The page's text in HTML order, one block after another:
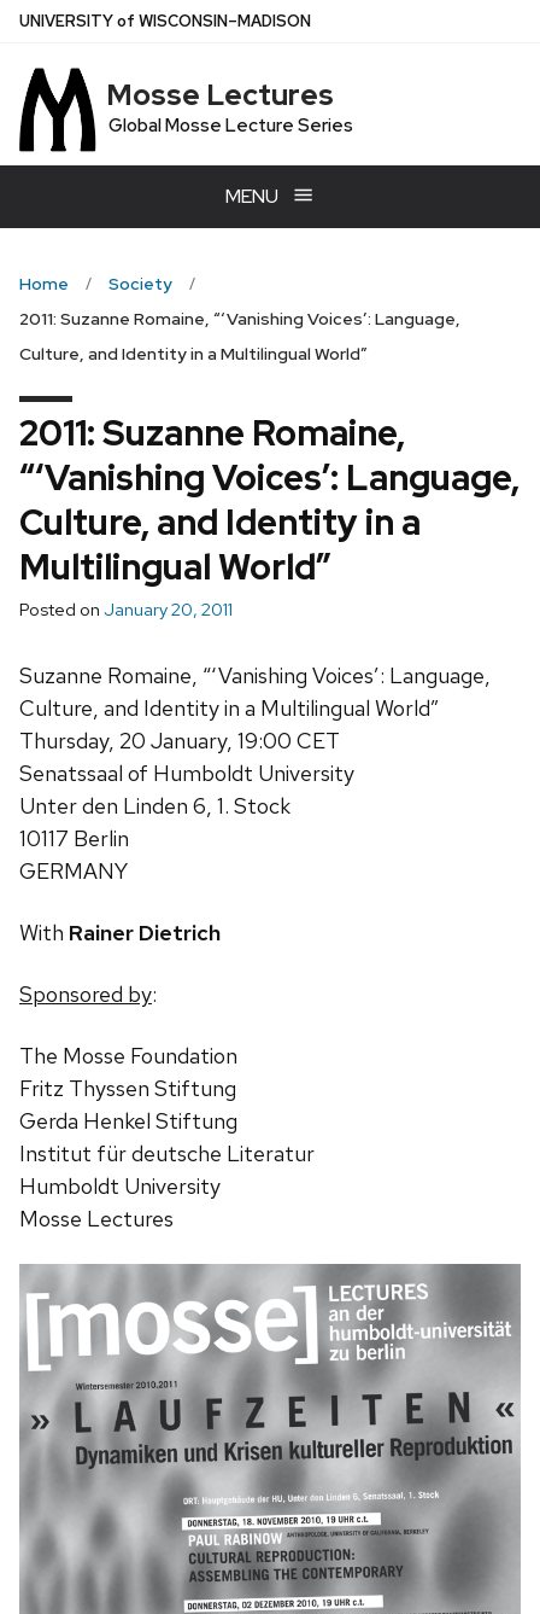
Skip
main
content
UNIVERSITYof WISCONSIN–MADISON
Mosse Lectures
Global Mosse Lecture Series
MENU
Home
Society
2011: Suzanne Romaine, “‘Vanishing Voices’: Language,
Culture, and Identity in a Multilingual World”
2011: Suzanne Romaine,
“‘Vanishing Voices’: Language,
Culture, and Identity in a
Multilingual World”
Posted on January 20, 2011
Suzanne Romaine, “‘Vanishing Voices’: Language,
Culture, and Identity in a Multilingual World”
Thursday, 20 January, 19:00 CET
Senatssaal of Humboldt University
Unter den Linden 6, 1. Stock
10117 Berlin
GERMANY
With Rainer Dietrich
Sponsored by:
The Mosse Foundation
Fritz Thyssen Stiftung
Gerda Henkel Stiftung
Institut für deutsche Literatur
Humboldt University
Mosse Lectures